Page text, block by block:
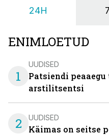
24H
ENIMLOETUD
1
UUDISED
Patsiendi
arstilitsentsi
2 UUDISED
Käimas on seitse